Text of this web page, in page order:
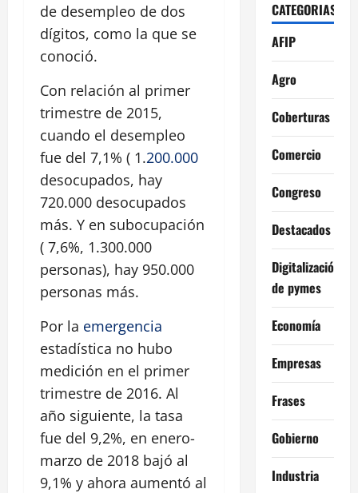
de desempleo de dos
dígitos, como la que se
conoció.
Con relación al primer
trimestre de 2015,
cuando el desempleo
fue del 7,1% ( 1.200.000
desocupados, hay
720.000 desocupados
más. Y en subocupación
( 7,6%, 1.300.000
personas), hay 950.000
personas más.
Por la emergencia
estadística no hubo
medición en el primer
trimestre de 2016. Al
año siguiente, la tasa
fue del 9,2%, en enero-
marzo de 2018 bajó al
9,1% y ahora aumentó al
CATEGORIAS
AFIP
Agro
Coberturas
Comercio
Congreso
Destacados
Digitalización
de pymes
Economía
Empresas
Frases
Gobierno
Industria